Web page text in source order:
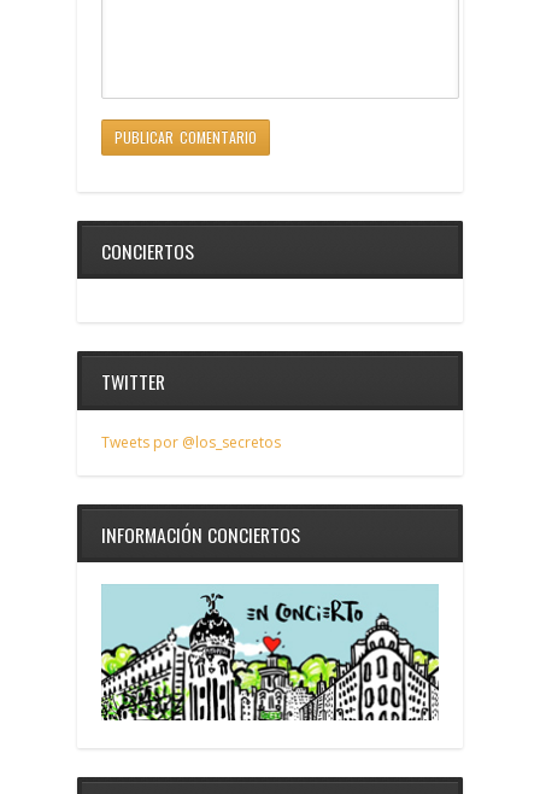
CONCIERTOS
TWITTER
Tweets por @los_secretos
INFORMACIÓN CONCIERTOS